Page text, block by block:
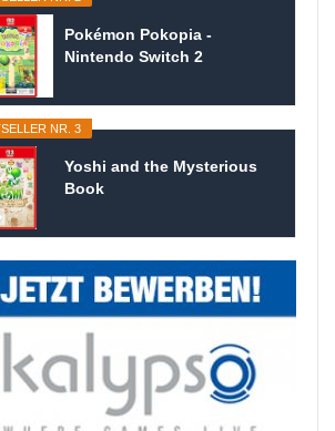
Pokémon Pokopia -
Nintendo Switch 2
NR. 3
Yoshi and the Mysterious
Book